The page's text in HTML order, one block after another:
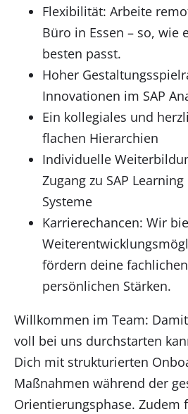
Flexibilität: Arbeite
Büro in Essen – so, wie
besten passt.
Hoher
Innovationen im SAP
Ein kollegiales und
flachen Hierarchien
Individuelle
Zugang zu SAP
Systeme
Karrierechancen: Wir
fördern deine
persönlichen Stärken.
Willkommen im Team:
voll bei uns durchstarten
Dich mit strukturierten
Maßnahmen während der
Orientierungsphase. Zudem